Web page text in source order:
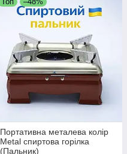
Портативна металева колір
Metal спиртова горілка
(Пальник)